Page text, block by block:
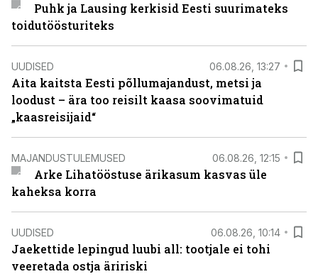
Puhk ja Lausing kerkisid Eesti suurimateks
toidutöösturiteks
UUDISED 06.08.26, 13:27
Aita kaitsta Eesti põllumajandust, metsi ja
loodust – ära too reisilt kaasa soovimatuid
„kaasreisijaid“
MAJANDUSTULEMUSED 06.08.26, 12:15
Arke Lihatööstuse ärikasum kasvas üle
kaheksa korra
UUDISED 06.08.26, 10:14
Jaekettide lepingud luubi all: tootjale ei tohi
veeretada ostja äririski